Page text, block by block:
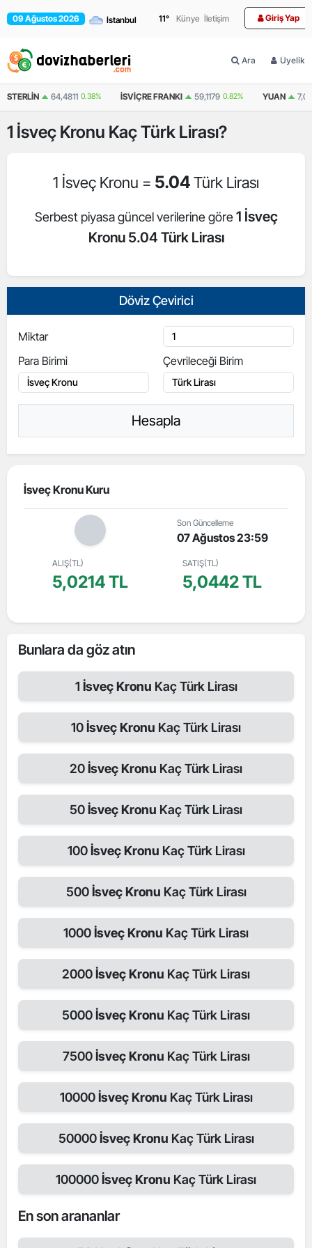
09 Ağustos 2026 11° Künye İletişim Giriş Yap
Ara Üyelik
STERLIN 64,4811 0.38% İSVIÇRE FRANKI 59,1179 0.82% YUAN
1 İsveç Kronu Kaç Türk Lirası?
1 İsveç Kronu = 5.04Türk Lirası
Serbest piyasa güncel verilerine göre 1 İsveç
Kronu 5.04 Türk Lirası
Döviz Çevirici
Miktar
Para Birimi
Çevrileceği Birim
Hesapla
İsveç Kronu Kuru
Son Güncelleme
07 Ağustos 23:59
ALIŞ(TL)
5,0214 TL
SATIŞ(TL)
5,0442 TL
Bunlara da göz atın
1 İsveç Kronu Kaç Türk Lirası
10İsveç Kronu Kaç Türk Lirası
20İsveç Kronu Kaç Türk Lirası
50İsveç Kronu Kaç Türk Lirası
100İsveç Kronu Kaç Türk Lirası
500İsveç Kronu Kaç Türk Lirası
1000İsveç Kronu Kaç Türk Lirası
2000İsveç Kronu Kaç Türk Lirası
5000İsveç Kronu Kaç Türk Lirası
7500İsveç Kronu Kaç Türk Lirası
10000İsveç Kronu Kaç Türk Lirası
50000İsveç Kronu Kaç Türk Lirası
100000İsveç Kronu Kaç Türk Lirası
En son arananlar